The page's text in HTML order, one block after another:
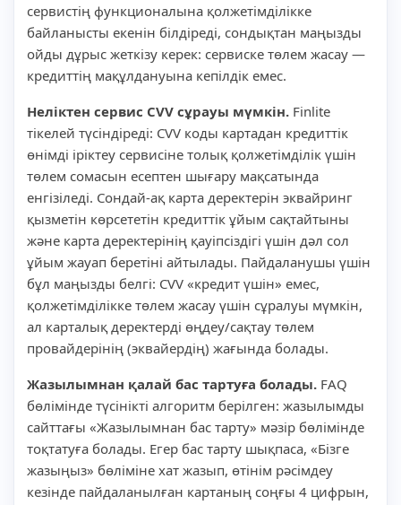
сервистің функционалына қолжетімділікке
байланысты екенін білдіреді, сондықтан маңызды
ойды дұрыс жеткізу керек: сервиске төлем жасау —
кредиттің мақұлдануына кепілдік емес.
Неліктен сервис CVV сұрауы мүмкін. Finlite
тікелей түсіндіреді: CVV коды картадан кредиттік
өнімді іріктеу сервисіне толық қолжетімділік үшін
төлем сомасын есептен шығару мақсатында
енгізіледі. Сондай-ақ карта деректерін эквайринг
қызметін көрсететін кредиттік ұйым сақтайтыны
және карта деректерінің қауіпсіздігі үшін дәл сол
ұйым жауап беретіні айтылады. Пайдаланушы үшін
бұл маңызды белгі: CVV «кредит үшін» емес,
қолжетімділікке төлем жасау үшін сұралуы мүмкін,
ал карталық деректерді өңдеу/сақтау төлем
провайдерінің (эквайердің) жағында болады.
Жазылымнан қалай бас тартуға болады. FAQ
бөлімінде түсінікті алгоритм берілген: жазылымды
сайттағы «Жазылымнан бас тарту» мәзір бөлімінде
тоқтатуға болады. Егер бас тарту шықпаса, «Бізге
жазыңыз» бөліміне хат жазып, өтінім рәсімдеу
кезінде пайдаланылған картаның соңғы 4 цифрын,